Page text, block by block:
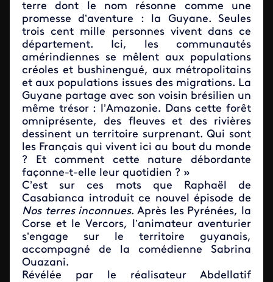
terre dont le nom résonne comme une
promesse d’aventure : la Guyane. Seules
trois cent mille personnes vivent dans ce
département. Ici, les communautés
amérindiennes se mêlent aux populations
créoles et bushinengué, aux métropolitains
et aux populations issues des migrations. La
Guyane partage avec son voisin brésilien un
même trésor : l’Amazonie. Dans cette forêt
omniprésente, des fleuves et des rivières
dessinent un territoire surprenant. Qui sont
les Français qui vivent ici au bout du monde
? Et comment cette nature débordante
façonne-t-elle leur quotidien ? »
C’est sur ces mots que Raphaël de
Casabianca introduit ce nouvel épisode de
Nos terres inconnues. Après les Pyrénées, la
Corse et le Vercors, l’animateur aventurier
s’engage sur le territoire guyanais,
accompagné de la comédienne Sabrina
Ouazani.
Révélée par le réalisateur Abdellatif